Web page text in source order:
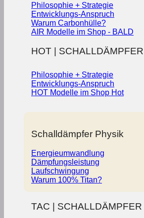
Philosophie + Strategie
Entwicklungs-Anspruch
Warum Carbonhülle?
AIR Modelle im Shop - BALD
HOT | SCHALLDÄMPFER
Philosophie + Strategie
Entwicklungs-Anspruch
HOT Modelle im Shop
Schalldämpfer Physik
Energieumwandlung
Dämpfungsleistung
Laufschwingung
Warum 100% Titan?
TAC | SCHALLDÄMPFER